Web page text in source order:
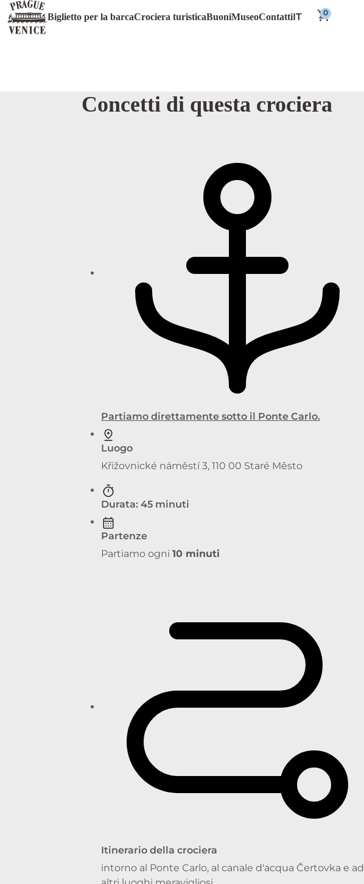
Biglietto per la barcaCrociera turisticaBuoniMuseoContattiIT
Biglietti
Concetti di questa crociera
Partiamo direttamente sotto il Ponte Carlo.
Luogo
Křižovnické náměstí 3, 110 00 Staré Město
Durata: 45 minuti
Partenze
Partiamo ogni 10 minuti
Itinerario della crociera
intorno al Ponte Carlo, al canale d'acqua Čertovka e ad